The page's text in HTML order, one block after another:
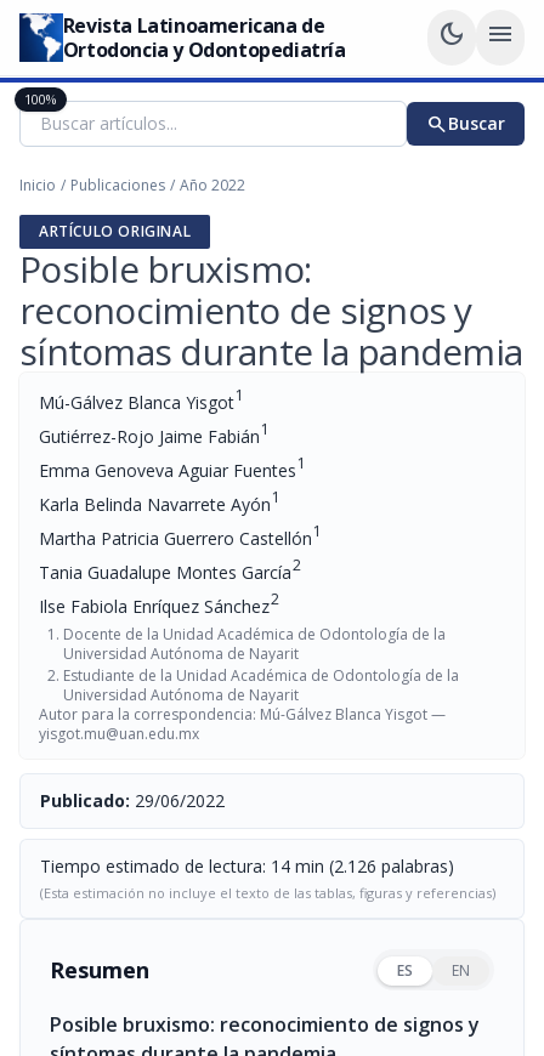
Revista Latinoamericana de
Ortodoncia y Odontopediatría
dark_mode menu
searchBuscar
Inicio / Publicaciones / Año 2022
ARTÍCULO ORIGINAL
Posible bruxismo:
reconocimiento de signos y
síntomas durante la pandemia
Mú-Gálvez Blanca Yisgot1
Gutiérrez-Rojo Jaime Fabián1
Emma Genoveva Aguiar Fuentes1
Karla Belinda Navarrete Ayón1
Martha Patricia Guerrero Castellón1
Tania Guadalupe Montes García2
Ilse Fabiola Enríquez Sánchez2
Docente de la Unidad Académica de Odontología de la
Universidad Autónoma de Nayarit
Estudiante de la Unidad Académica de Odontología de la
Universidad Autónoma de Nayarit
Autor para la correspondencia: Mú-Gálvez Blanca Yisgot —
yisgot.mu@uan.edu.mx
Publicado: 29/06/2022
Tiempo estimado de lectura: 14 min (2.126 palabras)
(Esta estimación no incluye el texto de las tablas, figuras y referencias)
Resumen ES EN
Posible bruxismo: reconocimiento de signos y
100%